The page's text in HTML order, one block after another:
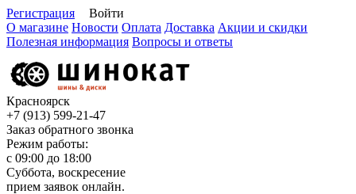
Регистрация
Войти
О магазине Новости Оплата Доставка Акции и скидки
Полезная информация Вопросы и ответы
Красноярск
+7 (913) 599-21-47
Заказ обратного звонка
Режим работы:
с 09:00 до 18:00
Суббота, воскресение
прием заявок онлайн.